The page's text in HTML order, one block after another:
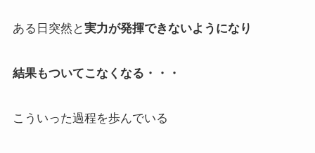
ある日突然と実力が発揮できないようになり
結果もついてこなくなる・・・
こういった過程を歩んでいる